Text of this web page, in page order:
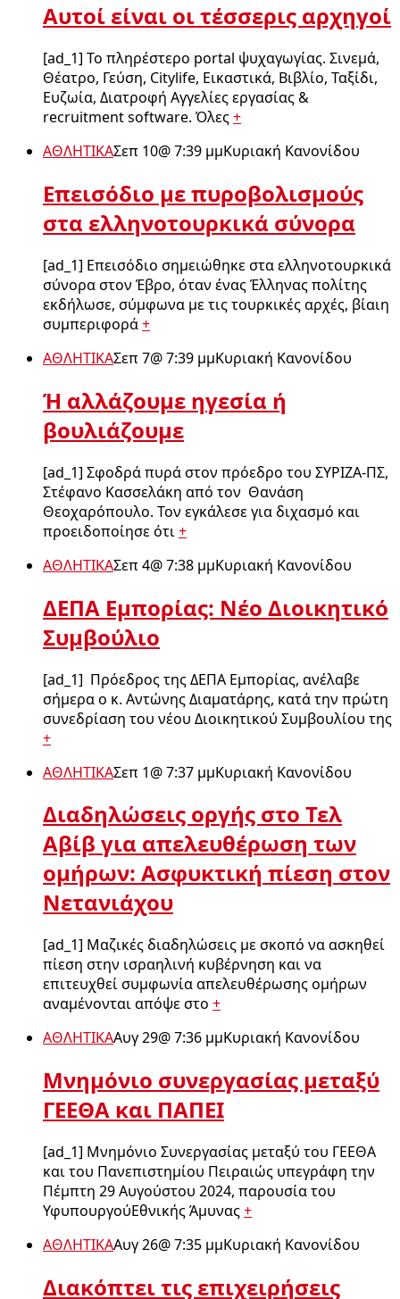
Αυτοί είναι οι τέσσερις αρχηγοί
[ad_1] Το πληρέστερο portal ψυχαγωγίας. Σινεμά,
Θέατρο, Γεύση, Citylife, Εικαστικά, Βιβλίο, Ταξίδι,
Ευζωία, Διατροφή Αγγελίες εργασίας &
recruitment software. Όλες+
ΑΘΛΗΤΙΚΑΣεπ 10@7:39 μμΚυριακή Κανονίδου
Επεισόδιο με πυροβολισμούς
στα ελληνοτουρκικά σύνορα
[ad_1] Επεισόδιο σημειώθηκε στα ελληνοτουρκικά
σύνορα στον Έβρο, όταν ένας Έλληνας πολίτης
εκδήλωσε, σύμφωνα με τις τουρκικές αρχές, βίαιη
συμπεριφορά+
ΑΘΛΗΤΙΚΑΣεπ 7@7:39 μμΚυριακή Κανονίδου
Ή αλλάζουμε ηγεσία ή
βουλιάζουμε
[ad_1] Σφοδρά πυρά στον πρόεδρο του ΣΥΡΙΖΑ-ΠΣ,
Στέφανο Κασσελάκη από τον Θανάση
Θεοχαρόπουλο. Τον εγκάλεσε για διχασμό και
προειδοποίησε ότι+
ΑΘΛΗΤΙΚΑΣεπ 4@7:38 μμΚυριακή Κανονίδου
ΔΕΠΑ Εμπορίας: Νέο Διοικητικό
Συμβούλιο
[ad_1] Πρόεδρος της ΔΕΠΑ Εμπορίας, ανέλαβε
σήμερα ο κ. Αντώνης Διαματάρης, κατά την πρώτη
συνεδρίαση του νέου Διοικητικού Συμβουλίου της
+
ΑΘΛΗΤΙΚΑΣεπ 1@7:37 μμΚυριακή Κανονίδου
Διαδηλώσεις οργής στο Τελ
Αβίβ για απελευθέρωση των
ομήρων: Ασφυκτική πίεση στον
Νετανιάχου
[ad_1] Μαζικές διαδηλώσεις με σκοπό να ασκηθεί
πίεση στην ισραηλινή κυβέρνηση και να
επιτευχθεί συμφωνία απελευθέρωσης ομήρων
αναμένονται απόψε στο +
ΑΘΛΗΤΙΚΑΑυγ 29@7:36 μμΚυριακή Κανονίδου
Μνημόνιο συνεργασίας μεταξύ
ΓΕΕΘΑ και ΠΑΠΕΙ
[ad_1] Μνημόνιο Συνεργασίας μεταξύ του ΓΕΕΘΑ
και του Πανεπιστημίου Πειραιώς υπεγράφη την
Πέμπτη 29 Αυγούστου 2024, παρουσία του
ΥφυπουργούΕθνικής Άμυνας+
ΑΘΛΗΤΙΚΑΑυγ 26@7:35 μμΚυριακή Κανονίδου
Διακόπτει τις επιχειρήσεις